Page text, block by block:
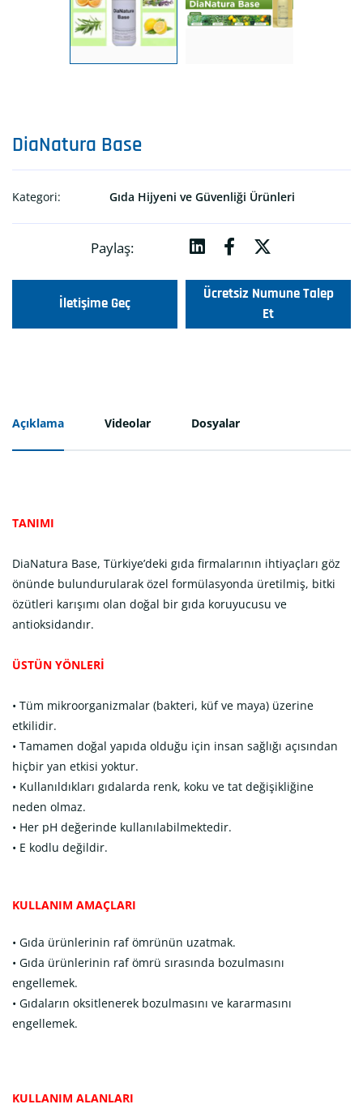
DiaNatura Base
Kategori: Gıda Hijyeni ve Güvenliği Ürünleri
Paylaş:
İletişime Geç
Ücretsiz Numune Talep
Et
Açıklama Videolar Dosyalar
TANIMI
DiaNatura Base, Türkiye’deki gıda firmalarının ihtiyaçları göz
önünde bulundurularak özel formülasyonda üretilmiş, bitki
özütleri karışımı olan doğal bir gıda koruyucusu ve
antioksidandır.
ÜSTÜN YÖNLERİ
• Tüm mikroorganizmalar (bakteri, küf ve maya) üzerine
etkilidir.
• Tamamen doğal yapıda olduğu için insan sağlığı açısından
hiçbir yan etkisi yoktur.
• Kullanıldıkları gıdalarda renk, koku ve tat değişikliğine
neden olmaz.
• Her pH değerinde kullanılabilmektedir.
• E kodlu değildir.
KULLANIM AMAÇLARI
• Gıda ürünlerinin raf ömrünün uzatmak.
• Gıda ürünlerinin raf ömrü sırasında bozulmasını
engellemek.
• Gıdaların oksitlenerek bozulmasını ve kararmasını
engellemek.
KULLANIM ALANLARI